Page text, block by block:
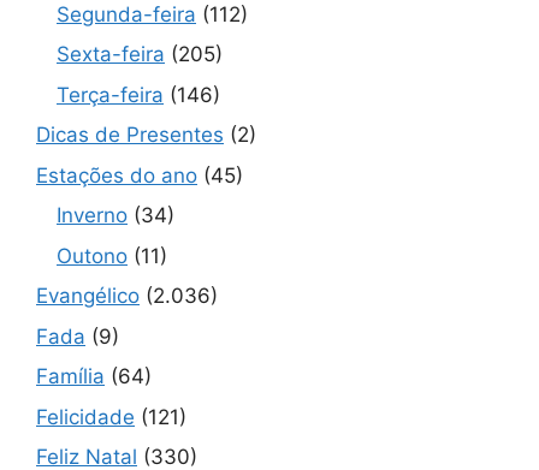
Segunda-feira (112)
Sexta-feira (205)
Terça-feira (146)
Dicas de Presentes (2)
Estações do ano (45)
Inverno (34)
Outono (11)
Evangélico (2.036)
Fada (9)
Família (64)
Felicidade (121)
Feliz Natal (330)